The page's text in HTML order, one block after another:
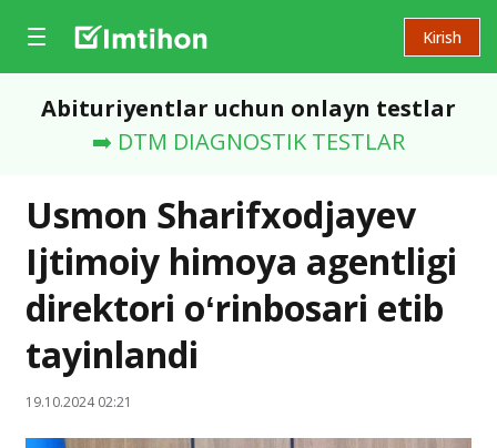
Kirish
Abituriyentlar uchun onlayn testlar
➡️ DTM DIAGNOSTIK TESTLAR
Usmon Sharifxodjayev
Ijtimoiy himoya agentligi
direktori oʻrinbosari etib
tayinlandi
19.10.2024 02:21